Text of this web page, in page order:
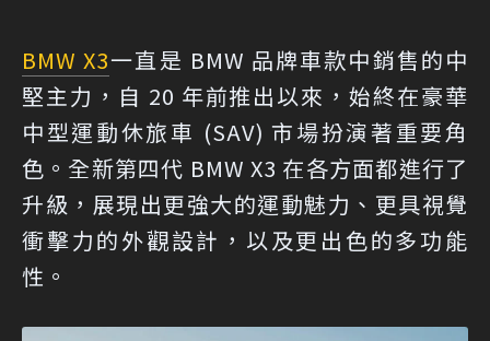
BMW X3一直是 BMW 品牌車款中銷售的中
堅主力，自 20 年前推出以來，始終在豪華
中型運動休旅車 (SAV) 市場扮演著重要角
色。全新第四代 BMW X3 在各方面都進行了
升級，展現出更強大的運動魅力、更具視覺
衝擊力的外觀設計，以及更出色的多功能
性。